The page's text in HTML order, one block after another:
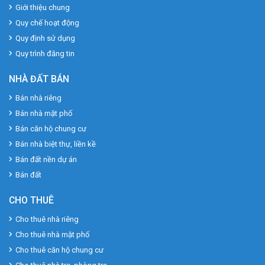
Giới thiệu chung
Quy chế hoạt động
Quy định sử dụng
Quy trình đăng tin
NHÀ ĐẤT BÁN
Bán nhà riêng
Bán nhà mặt phố
Bán căn hộ chung cư
Bán nhà biệt thự, liền kề
Bán đất nền dự án
Bán đất
CHO THUÊ
Cho thuê nhà riêng
Cho thuê nhà mặt phố
Cho thuê căn hộ chung cư